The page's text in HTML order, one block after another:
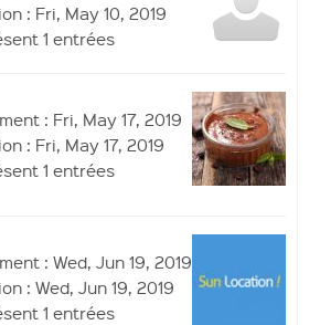
: Fri, May 10, 2019
1 entrées
: Fri, May 17, 2019
: Fri, May 17, 2019
1 entrées
: Wed, Jun 19, 2019
: Wed, Jun 19, 2019
1 entrées